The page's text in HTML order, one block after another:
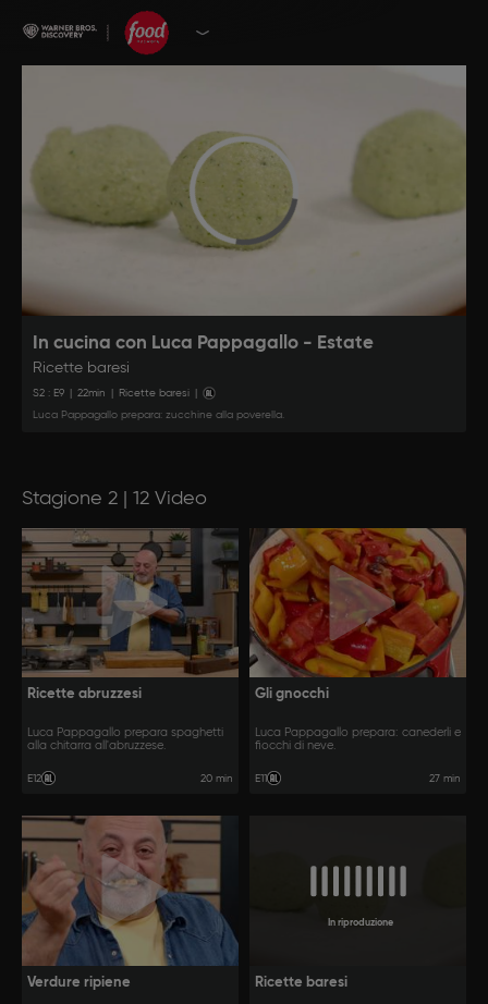
In cucina con Luca Pappagallo - Estate
Ricette baresi
S2 : E9 22min Ricette baresi
Luca Pappagallo prepara: zucchine alla poverella.
Stagione 2 | 12 Video
Ricette abruzzesi
Luca Pappagallo prepara spaghetti
alla chitarra all'abruzzese.
E12 20 min
Gli gnocchi
Luca Pappagallo prepara: canederli e
fiocchi di neve.
E11 27 min
Verdure ripiene
In riproduzione
Ricette baresi